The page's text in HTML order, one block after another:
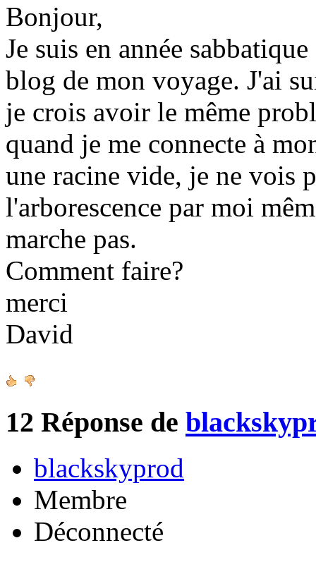
Bonjour,
Je suis en année
blog de mon voyage. J'ai
je crois avoir le même
quand je me connecte à
une racine vide, je ne vois
l'arborescence par moi
marche pas.
Comment faire?
merci
David
12 Réponse de
blackskyprod
Membre
Déconnecté